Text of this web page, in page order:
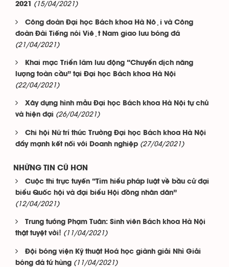
2021
(15/04/2021)
Công đoàn Đại học Bách khoa Hà Nội và Công
đoàn Đài Tiếng nói Việt Nam giao lưu bóng đá
(21/04/2021)
Khai mạc Triển lãm lưu động “Chuyển dịch năng
lượng toàn cầu” tại Đại học Bách khoa Hà Nội
(22/04/2021)
Xây dựng hình mẫu Đại học Bách khoa Hà Nội tự chủ
và hiện đại (26/04/2021)
Chi hội Nữ trí thức Trường Đại học Bách khoa Hà Nội
đẩy mạnh kết nối với Doanh nghiệp (27/04/2021)
NHỮNG TIN CŨ HƠN
Cuộc thi trực tuyến “Tìm hiểu pháp luật về bầu cử đại
biểu Quốc hội và đại biểu Hội đồng nhân dân”
(12/04/2021)
Trung tướng Phạm Tuân: Sinh viên Bách khoa Hà Nội
thật tuyệt vời! (11/04/2021)
Đội bóng viện Kỹ thuật Hoá học giành giải Nhì Giải
bóng đá tứ hùng (11/04/2021)